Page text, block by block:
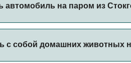
автомобиль на паром из
с собой домашних животных